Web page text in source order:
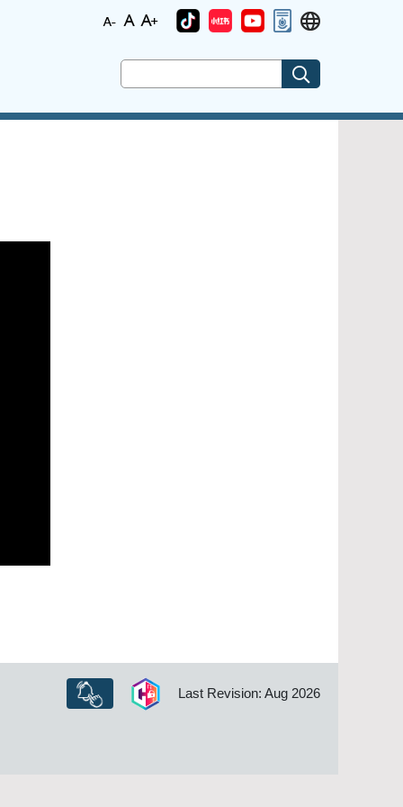
Last Revision: Aug 2026